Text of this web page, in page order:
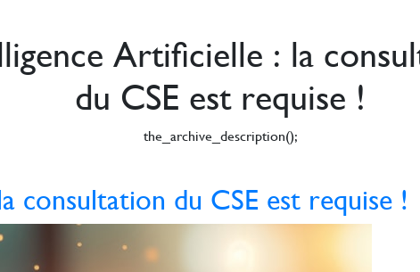
Artificielle : la
du CSE est requise !
the_archive_description();
consultation du CSE est requise !